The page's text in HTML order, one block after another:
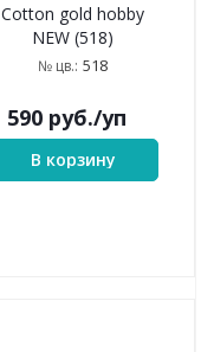
Cotton gold hobby
NEW (518)
№ цв.: 518
590 руб./уп
В корзину